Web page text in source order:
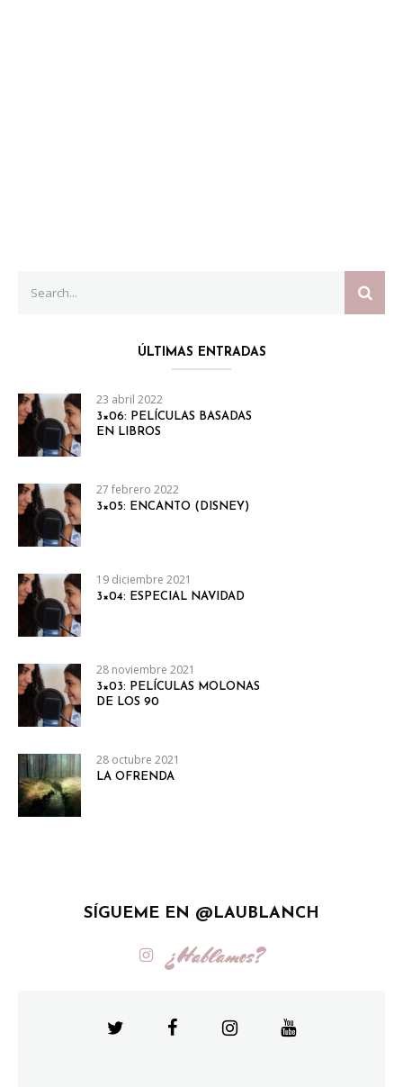
for:
ÚLTIMAS ENTRADAS
23 abril 2022
3×06: PELÍCULAS BASADAS
EN LIBROS
27 febrero 2022
3×05: ENCANTO (DISNEY)
19 diciembre 2021
3×04: ESPECIAL NAVIDAD
28 noviembre 2021
3×03: PELÍCULAS MOLONAS
DE LOS 90
28 octubre 2021
LA OFRENDA
SÍGUEME EN @LAUBLANCH
¿Hablamos?